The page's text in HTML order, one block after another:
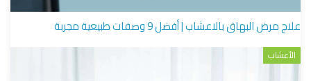
علاج مرض البهاق بالاعشاب | أفضل 9 وصفات طبيعية مجربة
الأعشاب